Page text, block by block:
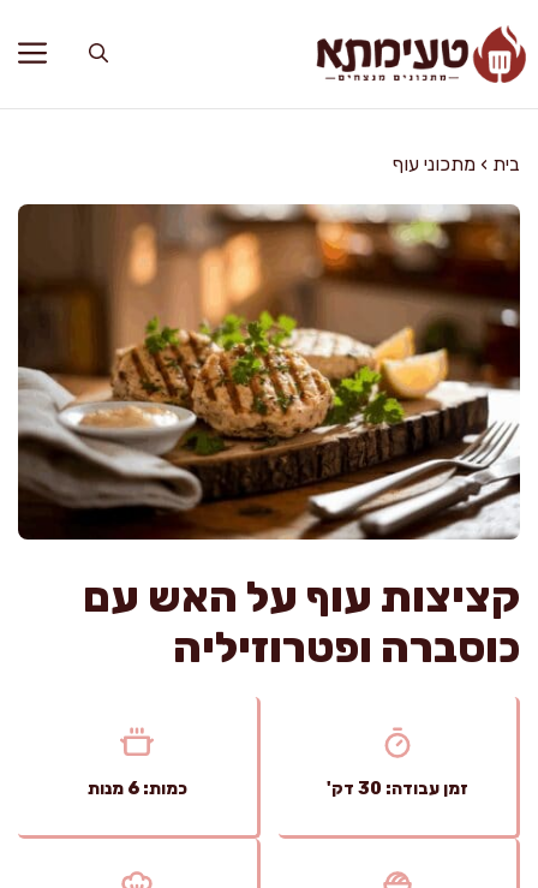
לתוכן
בית › מתכוני עוף
קציצות עוף על האש עם
כוסברה ופטרוזיליה
זמן עבודה: 30 דק' כמות: 6 מנות